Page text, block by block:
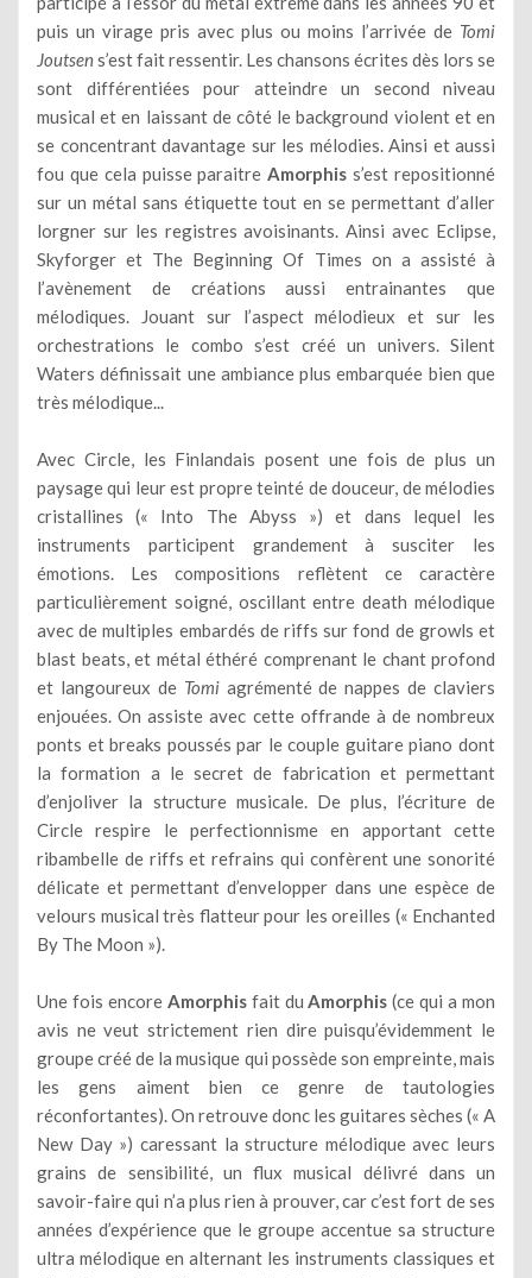
puis un virage pris avec plus ou moins l’arrivée de Tomi
Joutsens’est fait ressentir. Les chansons écrites dès lors se
sont différentiées pour atteindre un second niveau
musical et en laissant de côté le background violent et en
se concentrant davantage sur les mélodies. Ainsi et aussi
fou que cela puisse paraitreAmorphis s’est repositionné
sur un métal sans étiquette tout en se permettant d’aller
lorgner sur les registres avoisinants. Ainsi avec Eclipse,
Skyforger et The Beginning Of Times on a assisté à
l’avènement de créations aussi entrainantes que
mélodiques. Jouant sur l’aspect mélodieux et sur les
orchestrations le combo s’est créé un univers. Silent
Waters définissait une ambiance plus embarquée bien que
très mélodique...
Avec Circle, les Finlandais posent une fois de plus un
paysage qui leur est propre teinté de douceur, de mélodies
cristallines (« Into The Abyss ») et dans lequel les
instruments participent grandement à susciter les
émotions. Les compositions reflètent ce caractère
particulièrement soigné, oscillant entre death mélodique
avec de multiples embardés de riffs sur fond de growls et
blast beats, et métal éthéré comprenant le chant profond
et langoureux deTomiagrémenté de nappes de claviers
enjouées. On assiste avec cette offrande à de nombreux
ponts et breaks poussés par le couple guitare piano dont
la formation a le secret de fabrication et permettant
d’enjoliver la structure musicale. De plus, l’écriture de
Circle respire le perfectionnisme en apportant cette
ribambelle de riffs et refrains qui confèrent une sonorité
délicate et permettant d’envelopper dans une espèce de
velours musical très flatteur pour les oreilles (« Enchanted
By The Moon »).
Une fois encore Amorphisfait duAmorphis (ce qui a mon
avis ne veut strictement rien dire puisqu’évidemment le
groupe créé de la musique qui possède son empreinte, mais
les gens aiment bien ce genre de tautologies
réconfortantes). On retrouve donc les guitares sèches (« A
New Day ») caressant la structure mélodique avec leurs
grains de sensibilité, un flux musical délivré dans un
savoir-faire qui n’a plus rien à prouver, car c’est fort de ses
années d’expérience que le groupe accentue sa structure
ultra mélodique en alternant les instruments classiques et